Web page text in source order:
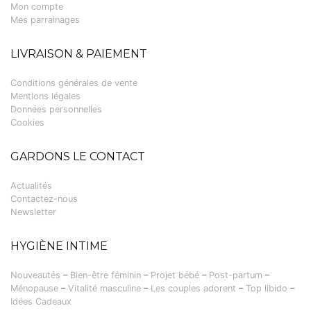
Mon compte
Mes parrainages
LIVRAISON & PAIEMENT
Conditions générales de vente
Mentions légales
Données personnelles
Cookies
GARDONS LE CONTACT
Actualités
Contactez-nous
Newsletter
HYGIÈNE INTIME
Nouveautés – Bien-être féminin – Projet bébé – Post-partum –
Ménopause – Vitalité masculine – Les couples adorent – Top libido –
Idées Cadeaux